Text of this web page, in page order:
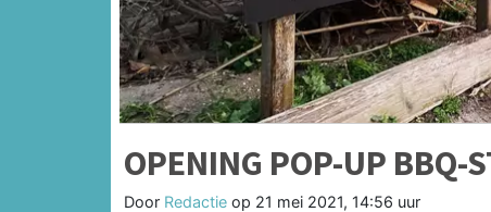
OPENING POP-UP BBQ-
Door Redactie op 21 mei 2021, 14:56 uur